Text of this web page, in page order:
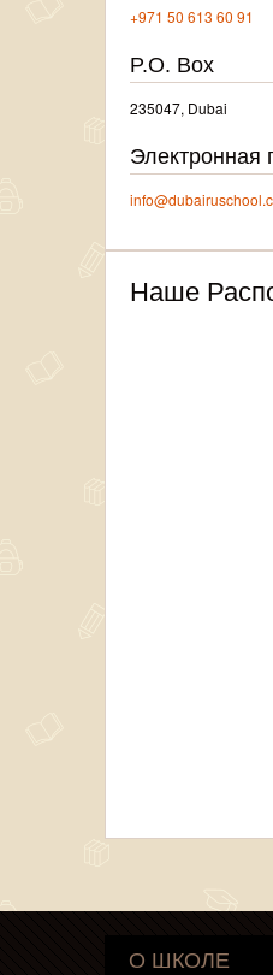
+971 50 613 60 91
P.O. Box
235047, Dubai
Электронная
Наше
О ШКОЛЕ